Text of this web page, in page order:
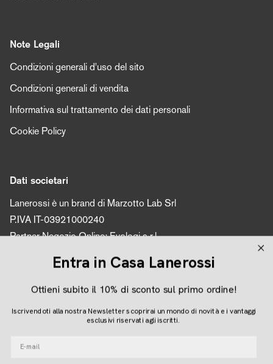
Note Legali
Condizioni generali d'uso del sito
Condizioni generali di vendita
Informativa sul trattamento dei dati personali
Cookie Policy
Dati societari
Lanerossi è un brand di Marzotto Lab Srl
P.IVA IT-03921000240
Partner Negozio Online: Evologi s.r.l.
Seguici
Entra in Casa Lanerossi
Ottieni subito il 10% di sconto sul primo ordine!
Iscrivendoti alla nostra Newsletter scoprirai un mondo di novità e i vantaggi
esclusivi riservati agli iscritti.